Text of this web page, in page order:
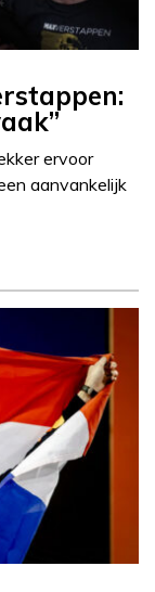
ervoor
aanvankelijk